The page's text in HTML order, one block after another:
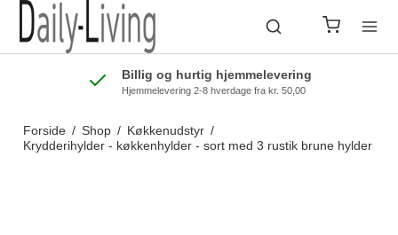
Billig og hurtig hjemmelevering
Hjemmelevering 2-8 hverdage fra kr. 50,00
Forside / Shop / Køkkenudstyr /
Krydderihylder - køkkenhylder - sort med 3 rustik brune hylder